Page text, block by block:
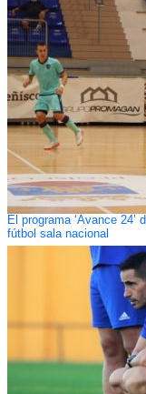
El programa ‘Avance
fútbol sala nacional